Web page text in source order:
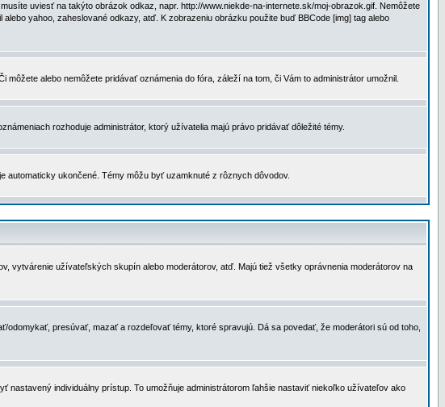
uviesť na takýto obrázok odkaz, napr. http://www.niekde-na-internete.sk/moj-obrazok.gif. Nemôžete
yahoo, zaheslované odkazy, atď. K zobrazeniu obrázku použite buď BBCode [img] tag alebo
alebo nemôžete pridávať oznámenia do fóra, záleží na tom, či Vám to administrátor umožnil.
rozhoduje administrátor, ktorý užívatelia majú právo pridávať dôležité témy.
automaticky ukončené. Témy môžu byť uzamknuté z rôznych dôvodov.
vytvárenie užívateľských skupín alebo moderátorov, atď. Majú tiež všetky oprávnenia moderátorov na
presúvať, mazať a rozdeľovať témy, ktoré spravujú. Dá sa povedať, že moderátori sú od toho,
individuálny prístup. To umožňuje administrátorom ľahšie nastaviť niekoľko užívateľov ako